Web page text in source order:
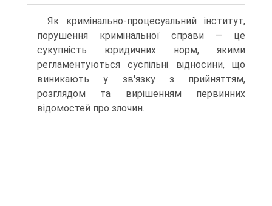
Як кримінально-процесуальний інститут,
порушення кримінальної справи — це
сукупність юридичних норм, якими
регламентуються суспільні відносини, що
виникають у зв'язку з прийняттям,
розглядом та вирішенням первинних
відомостей про злочин.